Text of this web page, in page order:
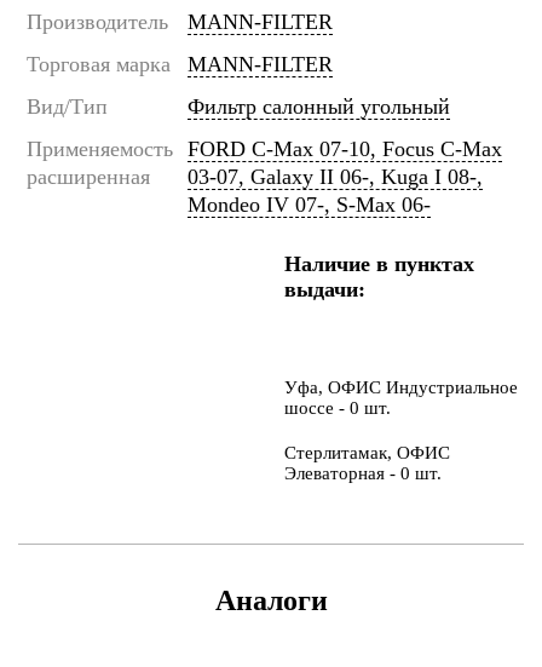
Производитель
MANN-FILTER
Торговая марка
MANN-FILTER
Вид/Тип
Фильтр салонный угольный
Применяемость
расширенная
FORD C-Max 07-10, Focus C-Max
03-07, Galaxy II 06-, Kuga I 08-,
Mondeo IV 07-, S-Max 06-
Наличие в пунктах
выдачи:
Уфа, ОФИС Индустриальное
шоссе - 0 шт.
Стерлитамак, ОФИС
Элеваторная - 0 шт.
Аналоги